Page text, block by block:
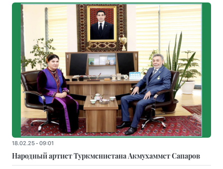
18.02.25 - 09:01
Народный артист Туркменистана Акмухаммет Сапаров